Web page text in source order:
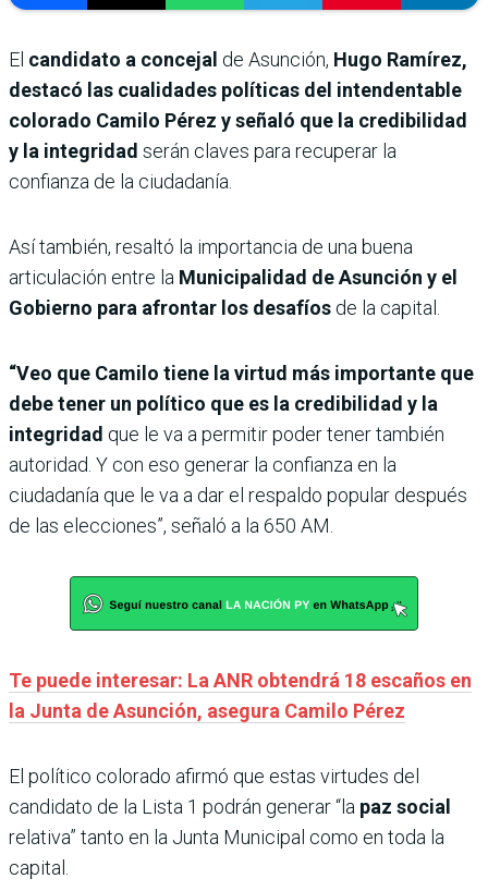
El candidato a concejal de Asunción, Hugo Ramírez,
destacó las cualidades políticas del intendentable
colorado Camilo Pérez y señaló que la credibilidad
y la integridad serán claves para recuperar la
confianza de la ciudadanía.
Así también, resaltó la importancia de una buena
articulación entre la Municipalidad de Asunción y el
Gobierno para afrontar los desafíos de la capital.
“Veo que Camilo tiene la virtud más importante que
debe tener un político que es la credibilidad y la
integridad que le va a permitir poder tener también
autoridad. Y con eso generar la confianza en la
ciudadanía que le va a dar el respaldo popular después
de las elecciones”, señaló a la 650 AM.
Te puede interesar: La ANR obtendrá 18 escaños en
la Junta de Asunción, asegura Camilo Pérez
El político colorado afirmó que estas virtudes del
candidato de la Lista 1 podrán generar “la paz social
relativa” tanto en la Junta Municipal como en toda la
capital.